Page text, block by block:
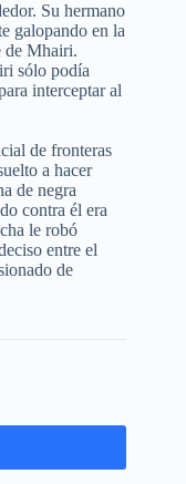
Su hermano
galopando en la
de Mhairi.
sólo podía
interceptar al
de fronteras
a hacer
de negra
contra él era
le robó
entre el
de